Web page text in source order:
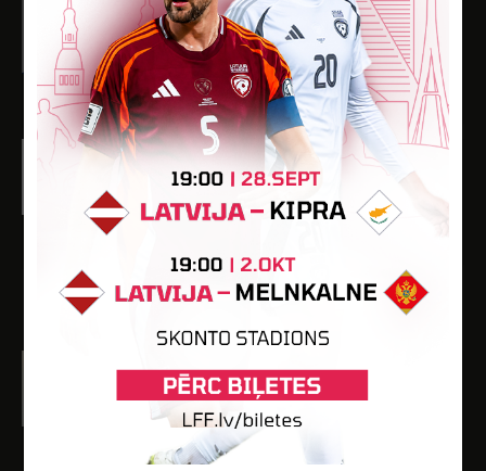
Abita Tauriņa
Dzimšanas datums: 01.08.2002.
Spēlētāja statuss: (FSS)
21 1560 3 3 -
Santa Sanija Vuškāne
Dzimšanas datums: 22.11.2005.
Spēlētāja statuss: Amatieris (FSS)
-
SPĒLĒTĀJI
Simona Kokareviča
Dzimšanas datums: 06.10.2008.
Spēlētāja statuss: Amatieris (FSS)
72